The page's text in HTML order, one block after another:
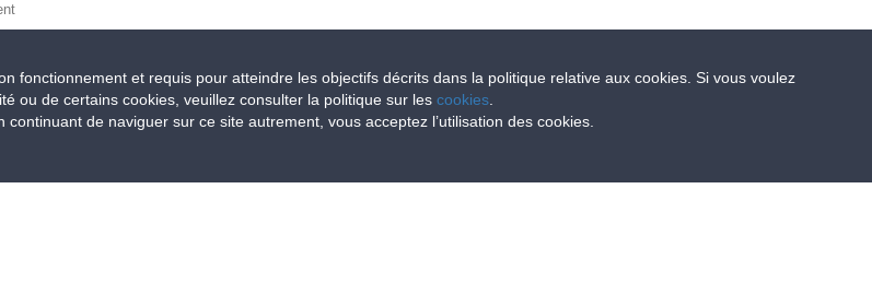
Vidéos d’installation simple du coffrage Geopanel, Geotub et
- 35010 Grantorto (Padova) ITALY - Tel+39 049 9490289 - info@geoplastglobal.com
P.IVA e C.F. 03285310284 | Cap. Soc. Euro 2.000.000 i.v. | PRIVACY POLICY
fonctionnement et requis pour atteindre les objectifs décrits dans la politique relative aux cookies. Si vous voulez
ou de certains cookies, veuillez consulter la politique sur les cookies
de naviguer sur ce site autrement, vous acceptez l’utilisation des cookies.